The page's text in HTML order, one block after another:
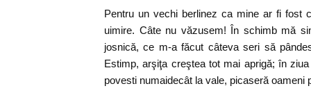
Pentru un vechi berlinez ca mine ar fi fost
uimire. Câte nu văzusem! În schimb mă
josnică, ce m-a făcut câteva seri să
Estimp, arşiţa creştea tot mai aprigă; în
povesti numaidecât la vale, picaseră oameni